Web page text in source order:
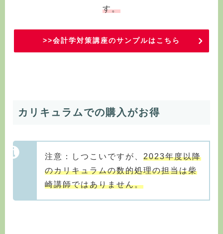
す。
>>会計学対策講座のサンプルはこちら
カリキュラムでの購入がお得
注意：しつこいですが、 2023年度以降
のカリキュラムの数的処理の担当は柴
崎講師ではありません。